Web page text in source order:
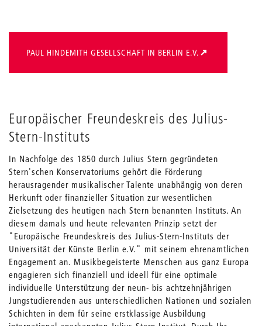
PAUL HINDEMITH GESELLSCHAFT IN BERLIN E.V.
Europäischer Freundeskreis des Julius-
Stern-Instituts
In Nachfolge des 1850 durch Julius Stern gegründeten
Stern'schen Konservatoriums gehört die Förderung
herausragender musikalischer Talente unabhängig von deren
Herkunft oder finanzieller Situation zur wesentlichen
Zielsetzung des heutigen nach Stern benannten Instituts. An
diesem damals und heute relevanten Prinzip setzt der
"Europäische Freundeskreis des Julius-Stern-Instituts der
Universität der Künste Berlin e.V." mit seinem ehrenamtlichen
Engagement an. Musikbegeisterte Menschen aus ganz Europa
engagieren sich finanziell und ideell für eine optimale
individuelle Unterstützung der neun- bis achtzehnjährigen
Jungstudierenden aus unterschiedlichen Nationen und sozialen
Schichten in dem für seine erstklassige Ausbildung